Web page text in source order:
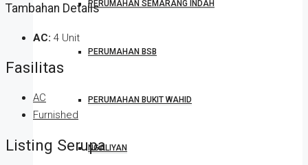
PERUMAHAN SEMARANG INDAH
PERUMAHAN BSB
PERUMAHAN BUKIT WAHID
NGALIYAN
Tambahan Details
AC: 4 Unit
Fasilitas
AC
Furnished
Listing Serupa